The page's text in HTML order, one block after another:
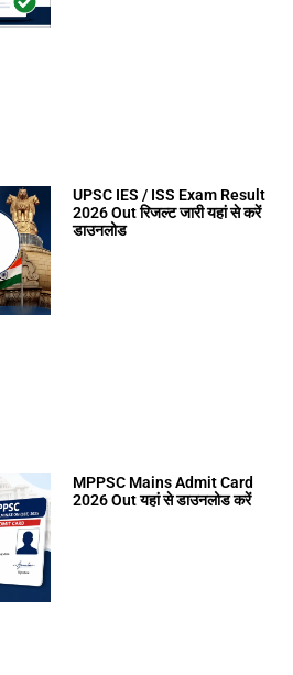
UPSC IES / ISS Exam Result
2026 Out रिजल्ट जारी यहां से करें
डाउनलोड
MPPSC Mains Admit Card
2026 Out यहां से डाउनलोड करें